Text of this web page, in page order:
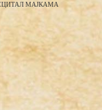
МАЈКАМА